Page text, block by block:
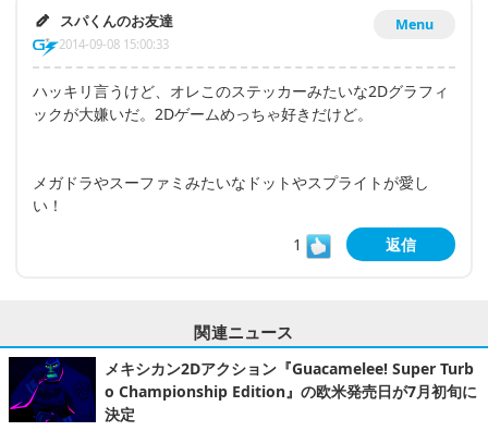
Menu
スパくんのお友達
2014-09-08 15:00:33
ハッキリ言うけど、オレこのステッカーみたいな2Dグラフィ
ックが大嫌いだ。2Dゲームめっちゃ好きだけど。
メガドラやスーファミみたいなドットやスプライトが愛し
い！
1
返信
関連ニュース
メキシカン2Dアクション『Guacamelee! Super Turb
o Championship Edition』の欧米発売日が7月初旬に
決定